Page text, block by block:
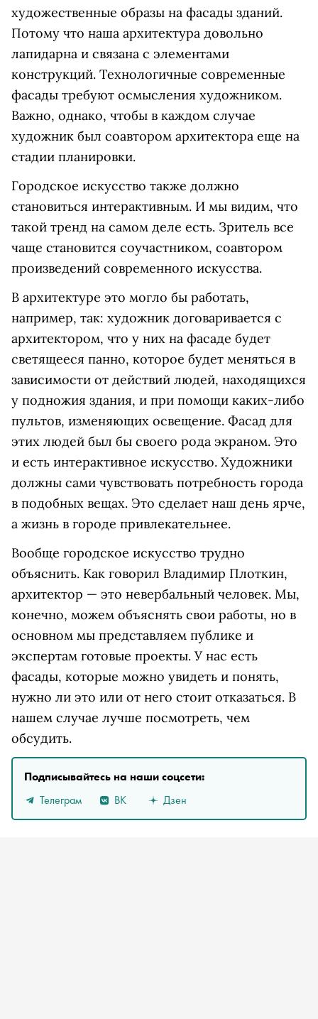
художественные образы на фасады зданий.
Потому что наша архитектура довольно
лапидарна и связана с элементами
конструкций. Технологичные современные
фасады требуют осмысления художником.
Важно, однако, чтобы в каждом случае
художник был соавтором архитектора еще на
стадии планировки.
Городское искусство также должно
становиться интерактивным. И мы видим, что
такой тренд на самом деле есть. Зритель все
чаще становится соучастником, соавтором
произведений современного искусства.
В архитектуре это могло бы работать,
например, так: художник договаривается с
архитектором, что у них на фасаде будет
светящееся панно, которое будет меняться в
зависимости от действий людей, находящихся
у подножия здания, и при помощи каких-либо
пультов, изменяющих освещение. Фасад для
этих людей был бы своего рода экраном. Это
и есть интерактивное искусство. Художники
должны сами чувствовать потребность города
в подобных вещах. Это сделает наш день ярче,
а жизнь в городе привлекательнее.
Вообще городское искусство трудно
объяснить. Как говорил Владимир Плоткин,
архитектор — это невербальный человек. Мы,
конечно, можем объяснять свои работы, но в
основном мы представляем публике и
экспертам готовые проекты. У нас есть
фасады, которые можно увидеть и понять,
нужно ли это или от него стоит отказаться. В
нашем случае лучше посмотреть, чем
обсудить.
Подписывайтесь на наши соцсети:
Телеграм
ВК Дзен